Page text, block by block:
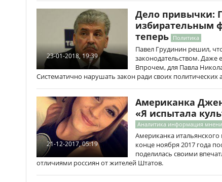
23-01-2018, 19:39
Дело привычки:
избирательным
теперь Политика
Павел Грудинин решил,
законодательством. Даже
Впрочем, для Павла
Систематично нарушать закон ради своих
21-12-2017, 05:19
Американка
«Я испытала
Аналитика информация
Американка
конце ноября 2017 года
поделилась своими
отличиями россиян от жителей Штатов.